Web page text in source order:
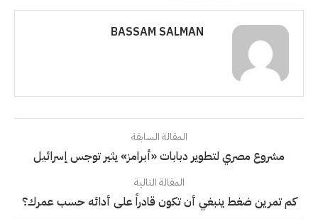
BASSAM SALMAN
المقالة السابقة
مشروع مصري لتطوير دبابات «أبرامز» يثير توجس إسرائيل
المقالة التالية
كم تمرين ضغط ينبغي أن تكون قادراً على أدائه حسب عمرك؟